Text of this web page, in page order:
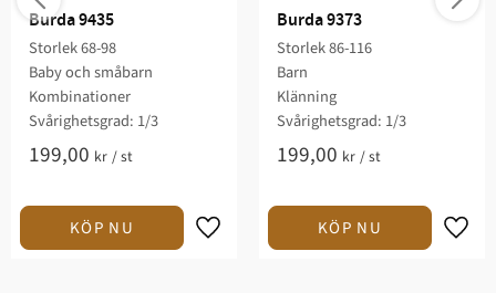
Burda 9435
Storlek 68-98
Baby och småbarn
Kombinationer
Svårighetsgrad: 1/3​
199,00 kr /st
Burda 9373
Storlek 86-116
Barn
Klänning
Svårighetsgrad: 1/3​
199,00 kr /st